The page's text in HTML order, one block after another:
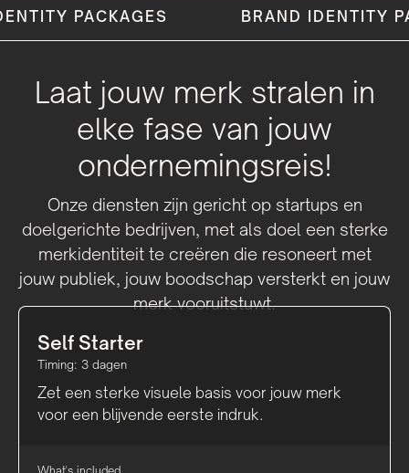
PACKAGES BRAND IDENTITY
BRAND IDENTITY
Laat jouw merk stralen in
elke fase van jouw
ondernemingsreis!
Onze diensten zijn gericht op startups en
doelgerichte bedrijven, met als doel een sterke
merkidentiteit te creëren die resoneert met
jouw publiek, jouw boodschap versterkt en jouw
merk vooruitstuwt.
Self Starter
Timing: 3 dagen
Zet een sterke visuele basis voor jouw merk
voor een blijvende eerste indruk.